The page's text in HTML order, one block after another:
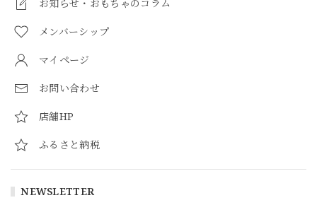
お知らせ・おもちゃのコラム
メンバーシップ
マイページ
お問い合わせ
店舗HP
ふるさと納税
NEWSLETTER